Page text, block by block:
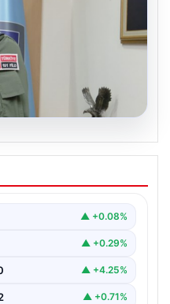
Yeni Hava
Dalkıran’ın
▲ +0.08%
▲ +0.29%
▲ +4.25%
▲ +0.71%